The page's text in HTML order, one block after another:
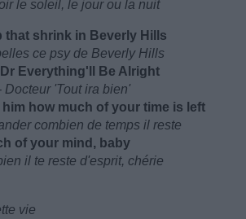
le soleil, le jour ou la nuit
that shrink in Beverly Hills
ce psy de Beverly Hills
Everything'll Be Alright
Docteur 'Tout ira bien'
him how much of your time is left
combien de temps il reste
of your mind, baby
il te reste d'esprit, chérie
vie